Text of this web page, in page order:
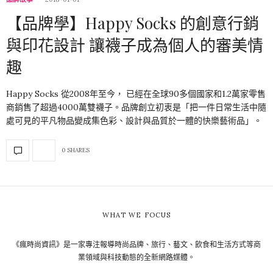
【品牌學】Happy Socks 的創意行銷
與印花設計 讓襪子成為個人的審美情
趣
Happy Socks 從2008年至今， 已經在全球90多個國家和1.2萬家零售
商銷售了超過4000萬雙襪子。品牌創立初衷是「把一件日常生活中隨
處可見的平凡物品變成集色彩、設計與品質於一體的快樂藝術品」。
0 SHARES
WHAT WE FOCUS
《瘋時尚資訊》是一家專注報導時尚品牌、旅行、藝文、飲食和生活方式等商
業領域與科技動態的全新網路媒體。